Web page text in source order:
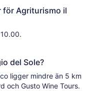
för Agriturismo il
del Sole?
ligger mindre än 5 km
och Gusto Wine Tours.